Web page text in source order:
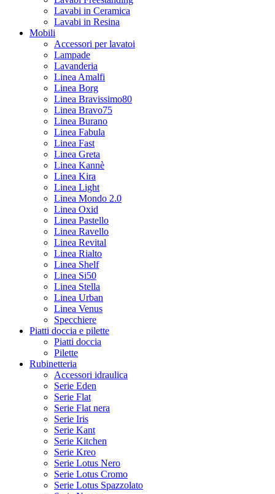
Lavabi in Ceramica
Lavabi in Resina
Mobili
Accessori per lavatoi
Lampade
Lavanderia
Linea Amalfi
Linea Borg
Linea Bravissimo80
Linea Bravo75
Linea Burano
Linea Fabula
Linea Fast
Linea Greta
Linea Kannè
Linea Kira
Linea Light
Linea Mondo 2.0
Linea Oxid
Linea Pastello
Linea Ravello
Linea Revital
Linea Rialto
Linea Shelf
Linea Si50
Linea Stella
Linea Urban
Linea Venus
Specchiere
Piatti doccia e pilette
Piatti doccia
Pilette
Rubinetteria
Accessori idraulica
Serie Eden
Serie Flat
Serie Flat nera
Serie Iris
Serie Kant
Serie Kitchen
Serie Kreo
Serie Lotus Nero
Serie Lotus Cromo
Serie Lotus Spazzolato